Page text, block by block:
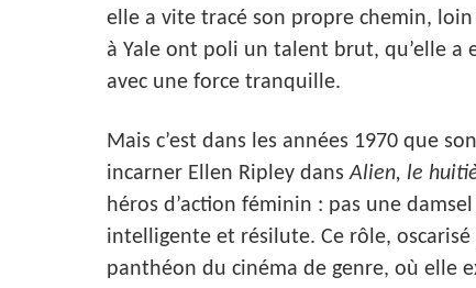
elle a vite tracé son propre chemin,
à Yale ont poli un talent brut, qu’elle a
avec une force tranquille.
Mais c’est dans les années 1970 que
incarner Ellen Ripley dansAlien, le
héros d’action féminin : pas une
intelligente et résilute. Ce rôle,
panthéon du cinéma de genre, où elle